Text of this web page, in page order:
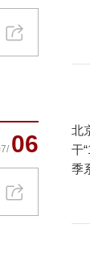
06
北
干
季